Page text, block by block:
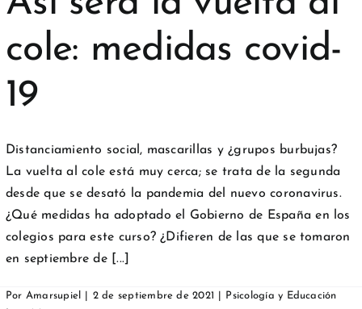
cole: medidas covid-
19
Distanciamiento social, mascarillas y ¿grupos burbujas?
La vuelta al cole está muy cerca; se trata de la segunda
desde que se desató la pandemia del nuevo coronavirus.
¿Qué medidas ha adoptado el Gobierno de España en los
colegios para este curso? ¿Difieren de las que se tomaron
en septiembre de [...]
Por Amarsupiel 2 de septiembre de 2021 Psicología y Educación